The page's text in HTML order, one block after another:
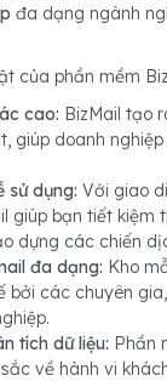
đa dạng ngành
của phần mềm
cao: BizMail tạo
giúp doanh
sử dụng: Với giao
giúp bạn tiết kiệm
dựng các chiến
đa dạng: Kho
bởi các chuyên
tích dữ liệu: Phần
về hành vi